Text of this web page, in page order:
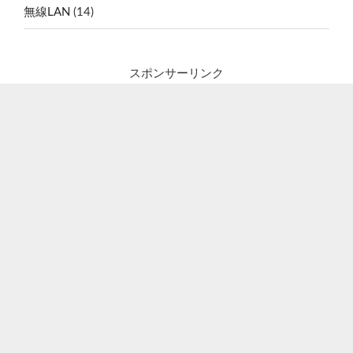
無線LAN (14)
スポンサーリンク